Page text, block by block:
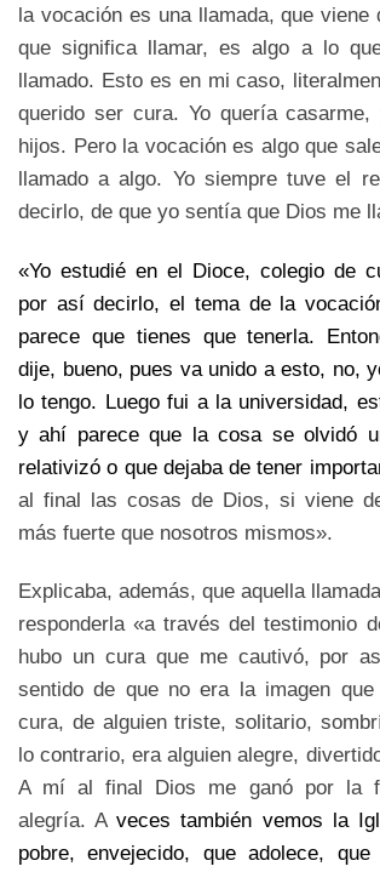
la vocación es una llamada, que viene
que significa llamar, es algo a lo
llamado. Esto es en mi caso,
querido ser cura. Yo quería
hijos. Pero la vocación es algo que
llamado a algo. Yo siempre tuve el
decirlo, de que yo sentía que Dios me
«Yo estudié en el Dioce, colegio de
por así decirlo, el tema de la
parece que tienes que tenerla.
dije, bueno, pues va unido a esto, no,
lo tengo. Luego fui a la universidad,
y ahí parece que la cosa se olvidó
relativizó o que dejaba de tener
al final las cosas de Dios, si viene
más fuerte que nosotros mismos».
Explicaba, además, que aquella
responderla «a través del testimonio
hubo un cura que me cautivó, por
sentido de que no era la imagen
cura, de alguien triste, solitario,
lo contrario, era alguien alegre,
A mí al final Dios me ganó por la
alegría. Aveces también vemos la
pobre, envejecido, que adolece,